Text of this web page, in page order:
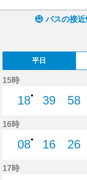
バスの接近
平日
15時
18●
39
58
16時
08●
16
26
17時